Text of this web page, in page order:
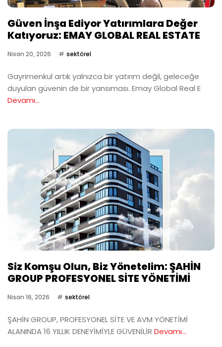
Güven İnşa Ediyor Yatırımlara Değer
Katıyoruz: EMAY GLOBAL REAL ESTATE
Nisan 20, 2026 sektörel
Gayrimenkul artık yalnızca bir yatırım değil, geleceğe
duyulan güvenin de bir yansıması. Emay Global Real E
Devamı...
Siz Komşu Olun, Biz Yönetelim: ŞAHİN
GROUP PROFESYONEL SİTE YÖNETİMİ
Nisan 16, 2026 sektörel
ŞAHİN GROUP, PROFESYONEL SİTE VE AVM YÖNETİMİ
ALANINDA 16 YILLIK DENEYİMİYLE GÜVENİLİR Devamı...